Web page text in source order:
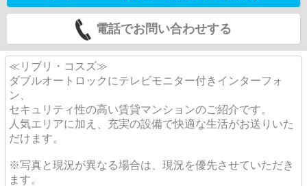
電話でお問い合わせする
≪リブリ・コスズ≫
ダブルオートロックにテレビモニター付きインターフォ
ン、
セキュリティ性の高い賃貸マンションのご紹介です。
人気エリアに加え、充実の設備で快適な生活がお送りいた
だけます。
※写真と現況が異なる場合は、現況を優先させていただき
ます。